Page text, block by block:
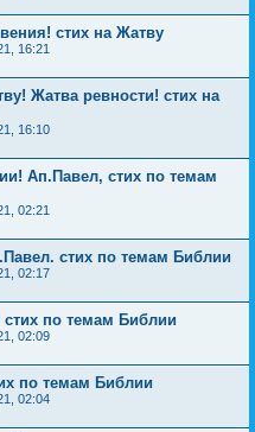
стих на Жатву
16:21
Жатва ревности! стих на
16:10
Ап.Павел, стих по темам
02:21
стих по темам Библии
02:17
по темам Библии
02:09
по темам Библии
02:04